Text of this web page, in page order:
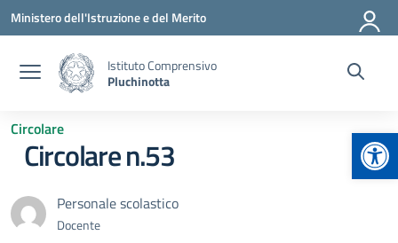
Vai ai contenuti
Vai al menu di navigazione
Vai al footer
Ministero dell'Istruzione e del Merito
Istituto Comprensivo
Pluchinotta
Circolare
Circolare n.53
Personale scolastico
Docente